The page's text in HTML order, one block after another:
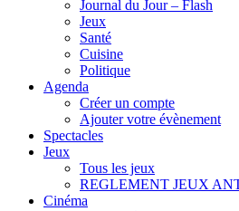
Journal du Jour – Flash
Jeux
Santé
Cuisine
Politique
Agenda
Créer un compte
Ajouter votre évènement
Spectacles
Jeux
Tous les jeux
REGLEMENT JEUX
Cinéma